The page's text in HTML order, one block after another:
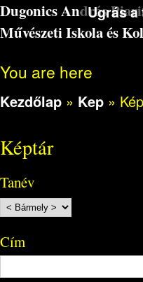
Ugrás
Dugonics András
Művészeti Iskola és
You are here
Kezdőlap » Kep »
Képtár
Tanév
Cím